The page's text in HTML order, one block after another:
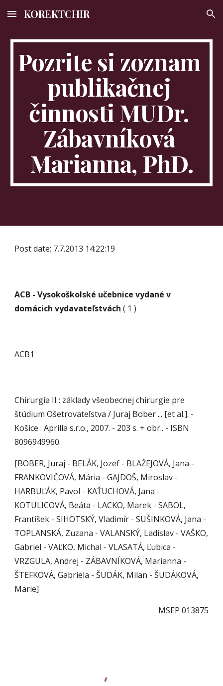
Skip to main content Skip to navigation
KOREKTCHIR
Pozrite si zoznam
publikačnej
činnosti MUDr.
Zábavníková
Marianna, PhD.
Post date: 7.7.2013 14:22:19
ACB - Vysokoškolské učebnice vydané v
domácich vydavateľstvách ( 1 )
ACB1
Chirurgia II : základy všeobecnej chirurgie pre
štúdium Ošetrovateľstva / Juraj Bober ... [et al.]. -
Košice : Aprilla s.r.o., 2007. - 203 s. + obr.. - ISBN
8096949960.
[BOBER, Juraj - BELÁK, Jozef - BLAŽEJOVÁ, Jana -
FRANKOVIČOVÁ, Mária - GAJDOŠ, Miroslav -
HARBUĽÁK, Pavol - KAŤUCHOVÁ, Jana -
KOTULICOVÁ, Beáta - LACKO, Marek - SABOL,
František - SIHOTSKÝ, Vladimír - SUŠINKOVÁ, Jana -
TOPLANSKÁ, Zuzana - VALANSKÝ, Ladislav - VAŠKO,
Gabriel - VAĽKO, Michal - VLASATÁ, Ľubica -
VRZGULA, Andrej - ZÁBAVNÍKOVÁ, Marianna -
ŠTEFKOVÁ, Gabriela - ŠUDÁK, Milan - ŠUDÁKOVÁ,
Marie]
MSEP 013875